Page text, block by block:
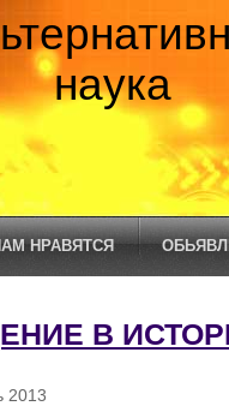
наука
НРАВЯТСЯ
В
2013